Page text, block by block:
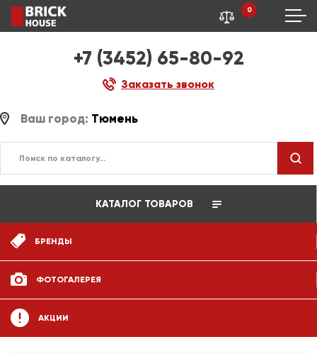
+7 (3452) 65-80-92
Заказать звонок
0
Ваш город: Тюмень
КАТАЛОГ ТОВАРОВ
БРЕНДЫ
ФОТОГАЛЕРЕЯ
АКЦИИ